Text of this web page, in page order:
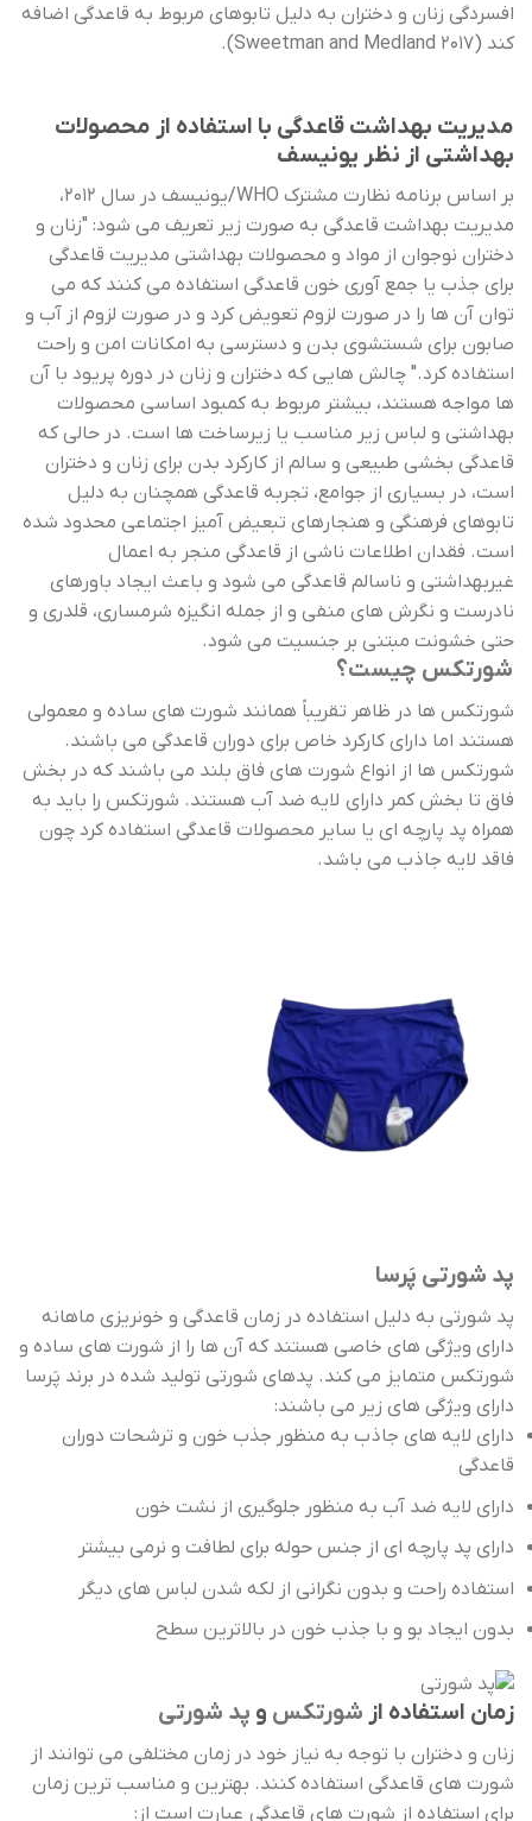
افسردگی زنان و دختران به دلیل تابوهای مربوط به قاعدگی اضافه
کند (Sweetman and Medland 2017).
مدیریت بهداشت قاعدگی با استفاده از محصولات
بهداشتی از نظر یونیسف
بر اساس برنامه نظارت مشترک WHO/یونیسف در سال 2012،
مدیریت بهداشت قاعدگی به صورت زیر تعریف می شود: "زنان و
دختران نوجوان از مواد و محصولات بهداشتی مدیریت قاعدگی
برای جذب یا جمع ‌آوری خون قاعدگی استفاده می ‌کنند که می
‌توان آن ها را در صورت لزوم تعویض کرد و در صورت لزوم از آب و
صابون برای شستشوی بدن و دسترسی به امکانات امن و راحت
استفاده کرد." چالش ‌هایی که دختران و زنان در دوره پریود با آن
‌ها مواجه هستند، بیشتر مربوط به کمبود اساسی محصولات
بهداشتی و لباس زیر مناسب یا زیرساخت ‌ها است. در حالی که
قاعدگی بخشی طبیعی و سالم از کارکرد بدن برای زنان و دختران
است، در بسیاری از جوامع، تجربه قاعدگی همچنان به دلیل
تابوهای فرهنگی و هنجارهای تبعیض آمیز اجتماعی محدود شده
است. فقدان اطلاعات ناشی از قاعدگی منجر به اعمال
غیربهداشتی و ناسالم قاعدگی می شود و باعث ایجاد باورهای
نادرست و نگرش های منفی و از جمله انگیزه شرمساری، قلدری و
حتی خشونت مبتنی بر جنسیت می شود.
شورتکس چیست؟
شورتکس ها در ظاهر تقریباً همانند شورت های ساده و معمولی
هستند اما دارای کارکرد خاص برای دوران قاعدگی می باشند.
شورتکس ها از انواع شورت های فاق بلند می باشند که در بخش
فاق تا بخش کمر دارای لایه ضد آب هستند. شورتکس را باید به
همراه پد پارچه ای یا سایر محصولات قاعدگی استفاده کرد چون
فاقد لایه جاذب می باشد.
پد شورتی پَرسا
پد شورتی به دلیل استفاده در زمان قاعدگی و خونریزی ماهانه
دارای ویژگی های خاصی هستند که آن ها را از شورت های ساده و
شورتکس متمایز می کند. پدهای شورتی تولید شده در برند پَرسا
دارای ویژگی های زیر می باشند:
دارای لایه های جاذب به منظور جذب خون و ترشحات دوران
قاعدگی
دارای لایه ضد آب به منظور جلوگیری از نشت خون
دارای پد پارچه ای از جنس حوله برای لطافت و نرمی بیشتر
استفاده راحت و بدون نگرانی از لکه شدن لباس های دیگر
بدون ایجاد بو و با جذب خون در بالاترین سطح
زمان استفاده از شورتکس و پد شورتی
زنان و دختران با توجه به نیاز خود در زمان مختلفی می توانند از
شورت های قاعدگی استفاده کنند. بهترین و مناسب ترین زمان
برای استفاده از شورت های قاعدگی عبارت است از: